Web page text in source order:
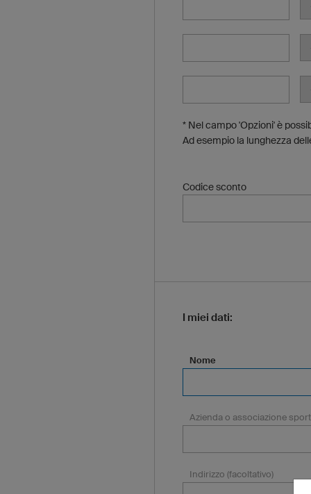
* Nel campo 'Opzioni' è
Ad esempio la lunghezza
Codice sconto
I miei dati:
Nome
Azienda o associazione
Indirizzo (facoltativo)